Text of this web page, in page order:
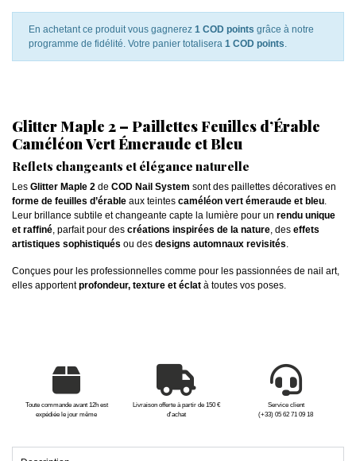
En achetant ce produit vous gagnerez 1 COD points grâce à notre
programme de fidélité. Votre panier totalisera 1 COD points.
Glitter Maple 2 – Paillettes Feuilles d’Érable
Caméléon Vert Émeraude et Bleu
Reflets changeants et élégance naturelle
Les Glitter Maple 2 de COD Nail System sont des paillettes décoratives en
forme de feuilles d’érable aux teintes caméléon vert émeraude et bleu.
Leur brillance subtile et changeante capte la lumière pour un rendu unique
et raffiné, parfait pour des créations inspirées de la nature, des effets
artistiques sophistiqués ou des designs automnaux revisités.
Conçues pour les professionnelles comme pour les passionnées de nail art,
elles apportentprofondeur, texture et éclat à toutes vos poses.
Toute commande avant 12h est
expédiée le jour même
Livraison offerte à partir de 150 €
d'achat
Service client
(+33) 05 62 71 09 18